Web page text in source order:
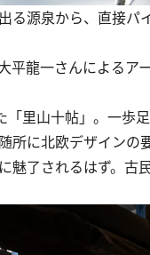
る源泉から、直接
龍一さんによるア
里山十帖」。一歩
所に北欧デザイン
魅了されるはず。